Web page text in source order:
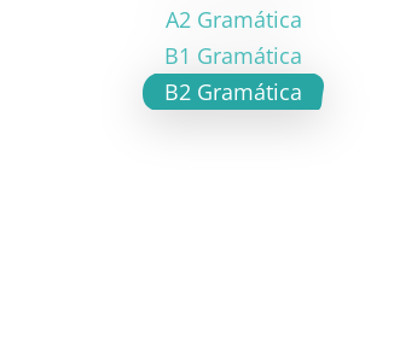
A2 Gramática
B1 Gramática
B2 Gramática